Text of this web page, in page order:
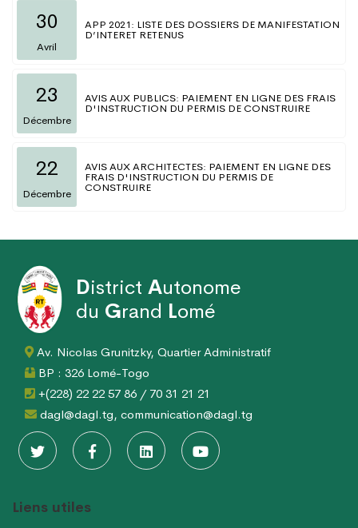
30
Avril
APP 2021: LISTE DES DOSSIERS DE MANIFESTATION
D’INTERET RETENUS
23
Décembre
AVIS AUX PUBLICS: PAIEMENT EN LIGNE DES FRAIS
D'INSTRUCTION DU PERMIS DE CONSTRUIRE
22
Décembre
AVIS AUX ARCHITECTES: PAIEMENT EN LIGNE DES
FRAIS D'INSTRUCTION DU PERMIS DE
CONSTRUIRE
District Autonome
du Grand Lomé
Av. Nicolas Grunitzky, Quartier Administratif
BP : 326 Lomé-Togo
+(228) 22 22 57 86 / 70 31 21 21
dagl@dagl.tg, communication@dagl.tg
Liens utiles